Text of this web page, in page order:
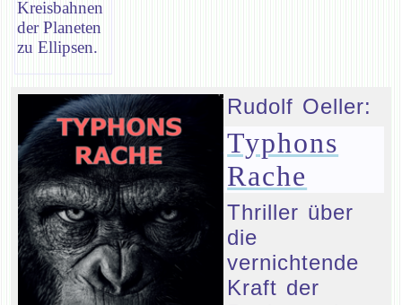
Kreisbahnen
der Planeten
zu Ellipsen.
Rudolf Oeller:
Typhons
Rache
Thriller über
die
vernichtende
Kraft der